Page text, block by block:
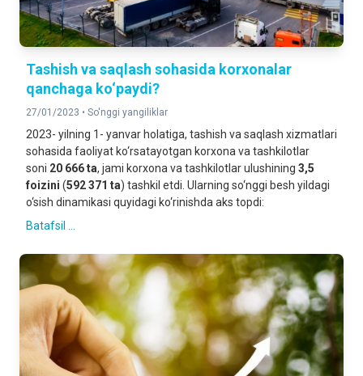
Tashish va saqlash sohasida korxonalar
qanchaga ko‘paydi?
27/01/2023 • So'nggi yangiliklar
2023- yilning 1- yanvar holatiga, tashish va saqlash xizmatlari
sohasida faoliyat ko‘rsatayotgan korxona va tashkilotlar
soni 20 666 ta, jami korxona va tashkilotlar ulushining 3,5
foizini (592 371 ta) tashkil etdi. Ularning so‘nggi besh yildagi
o‘sish dinamikasi quyidagi ko‘rinishda aks topdi:
Batafsil ...